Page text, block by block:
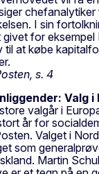
I sin
givet for
at købe
s. 4
Valg i
valgår i
år for
Valget i
som
Martin